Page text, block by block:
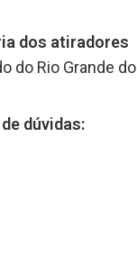
dos atiradores
do Rio Grande do
dúvidas: